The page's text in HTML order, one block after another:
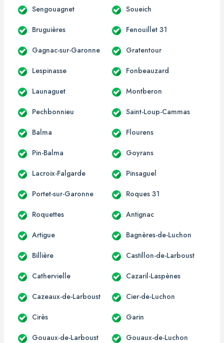
Sengouagnet Soueich
Bruguières Fenouillet 31
Gagnac-sur-Garonne Gratentour
Lespinasse Fonbeauzard
Launaguet Montberon
Pechbonnieu Saint-Loup-Cammas
Balma Flourens
Pin-Balma Goyrans
Lacroix-Falgarde Pinsaguel
Portet-sur-Garonne Roques 31
Roquettes Antignac
Artigue Bagnères-de-Luchon
Billière Castillon-de-Larboust
Cathervielle Cazaril-Laspènes
Cazeaux-de-Larboust Cier-de-Luchon
Cirès Garin
Gouaux-de-Larboust Gouaux-de-Luchon